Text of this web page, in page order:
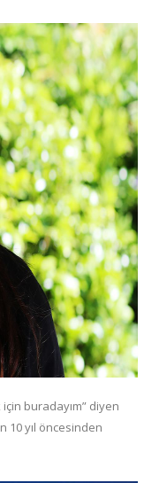
buradayım” diyen
10 yıl öncesinden